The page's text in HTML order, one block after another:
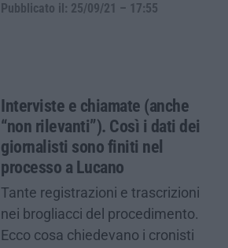
Pubblicato il: 25/09/21 – 17:55
Interviste e chiamate (anche
“non rilevanti”). Così i dati dei
giornalisti sono finiti nel
processo a Lucano
Tante registrazioni e trascrizioni
nei brogliacci del procedimento.
Ecco cosa chiedevano i cronisti